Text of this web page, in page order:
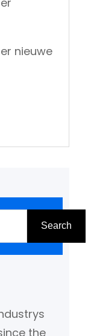
nieuwe
Search
the